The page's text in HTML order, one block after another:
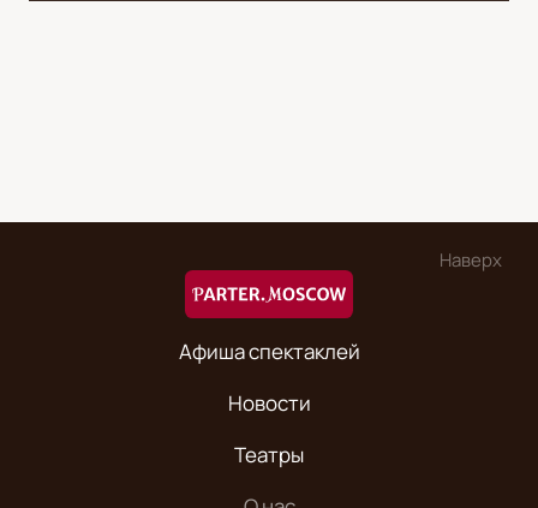
Наверх
Афиша спектаклей
Новости
Театры